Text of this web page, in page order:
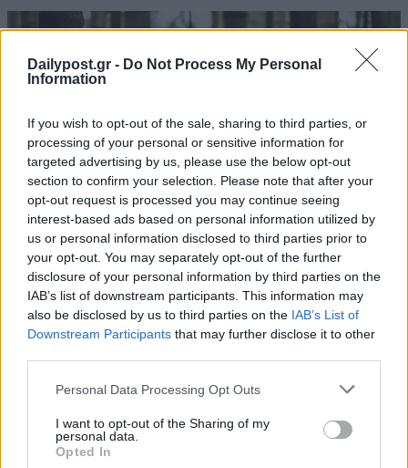
Dailypost.gr - Do Not Process My Personal
Information
If you wish to opt-out of the sale, sharing to third parties, or
processing of your personal or sensitive information for
targeted advertising by us, please use the below opt-out
section to confirm your selection. Please note that after your
opt-out request is processed you may continue seeing
interest-based ads based on personal information utilized by
us or personal information disclosed to third parties prior to
your opt-out. You may separately opt-out of the further
disclosure of your personal information by third parties on the
IAB’s list of downstream participants. This information may
also be disclosed by us to third parties on the IAB’s List of
Downstream Participants that may further disclose it to other
Personal Data Processing Opt Outs
I want to opt-out of the Sharing of my
personal data.
Opted In